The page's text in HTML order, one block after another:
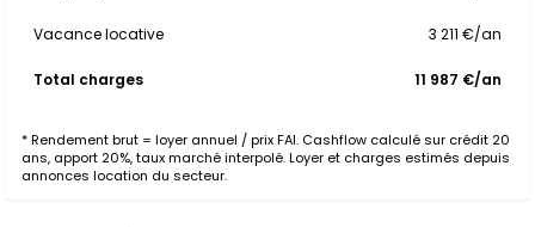
Vacance locative 3 211 €/an
Total charges 11 987 €/an
* Rendement brut = loyer annuel / prix FAI. Cashflow calculé sur crédit 20
ans, apport 20%, taux marché interpolé. Loyer et charges estimés depuis
annonces location du secteur.